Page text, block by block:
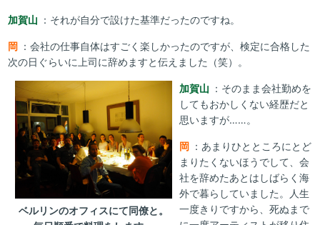
加賀山 ：それが自分で設けた基準だったのですね。
岡 ：会社の仕事自体はすごく楽しかったのですが、検定に合格した
次の日ぐらいに上司に辞めますと伝えました（笑）。
ベルリンのオフィスにて同僚と。
加賀山 ：そのまま会社勤めを
してもおかしくない経歴だと
思いますが……。
岡 ：あまりひとところにとど
まりたくないほうでして、会
社を辞めたあとはしばらく海
外で暮らしていました。人生
一度きりですから、死ぬまで